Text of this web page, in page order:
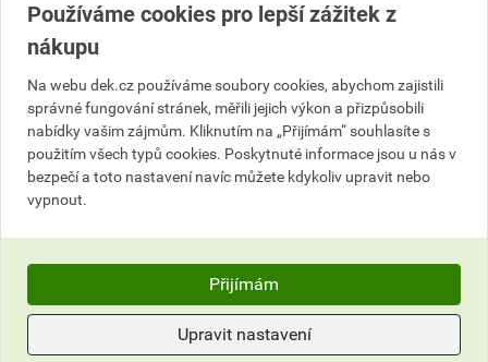
Popis
Kazetové desky Ecophon Opta A jsou určeny pro
podhledy vyžadující snadnou instalaci a současně
splňují všechny základní funkční požadavky. Desky
jsou umístěny ve viditelném roštu. Systém sestává z
desek Ecophon Opta A a roštu Ecophon Connect,
je pokryt skelnou tkaninou v bílé barvě. Zadní strana
desky je pokryta sklovlákennou tkaninou. Desky
Ecophon Opta A se dodávají s hranami bez povrchové
úpravy.
Používáme cookies pro lepší zážitek z
nákupu
Na webu dek.cz používáme soubory cookies, abychom zajistili
správné fungování stránek, měřili jejich výkon a přizpůsobili
nabídky vašim zájmům. Kliknutím na „Přijímám“ souhlasíte s
použitím všech typů cookies. Poskytnuté informace jsou u nás v
bezpečí a toto nastavení navíc můžete kdykoliv upravit nebo
vypnout.
Přijímám
Upravit nastavení